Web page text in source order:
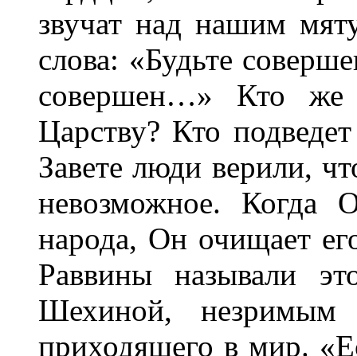
звучат над нашим
слова: «Будьте
совершен…» Кто же
Царству? Кто
Завете люди верили,
невозможное. Когда
народа, Он очищает
Раввины называли
Шехиной, незримым
приходящего в мир.